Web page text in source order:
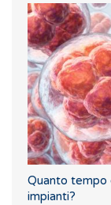
Quanto tempo
impianti?